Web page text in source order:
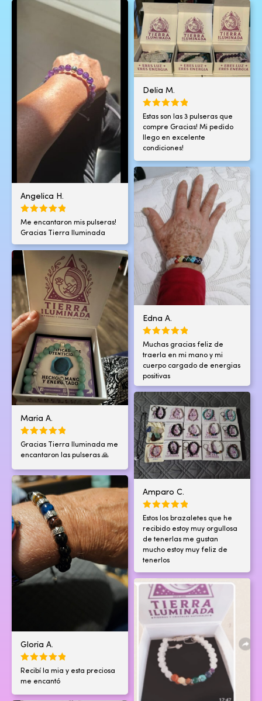
Angelica H.
Me encantaron mis pulseras!
Gracias Tierra Iluminada
Delia M.
Estas son las 3 pulseras que
compre Gracias! Mi pedido
llego en excelente
condiciones!
Edna A.
Muchas gracias feliz de
traerla en mi mano y mi
cuerpo cargado de energias
positivas
Maria A.
Gracias Tierra Iluminada me
encantaron las pulseras 🙏
Amparo C.
Estos los brazaletes que he
recibido estoy muy orgullosa
de tenerlas me gustan
mucho estoy muy feliz de
tenerlos
Gloria A.
Recibí la mia y esta preciosa
me encantó